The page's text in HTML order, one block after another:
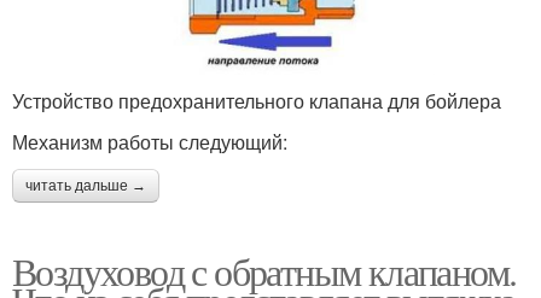
Устройство предохранительного клапана для бойлера
Механизм работы следующий:
читать дальше →
Воздуховод с обратным клапаном.